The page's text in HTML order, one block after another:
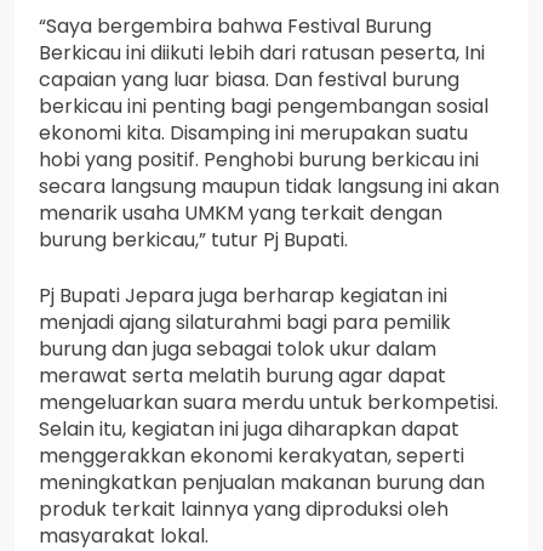
“Saya bergembira bahwa Festival Burung
Berkicau ini diikuti lebih dari ratusan peserta, Ini
capaian yang luar biasa. Dan festival burung
berkicau ini penting bagi pengembangan sosial
ekonomi kita. Disamping ini merupakan suatu
hobi yang positif. Penghobi burung berkicau ini
secara langsung maupun tidak langsung ini akan
menarik usaha UMKM yang terkait dengan
burung berkicau,” tutur Pj Bupati.
Pj Bupati Jepara juga berharap kegiatan ini
menjadi ajang silaturahmi bagi para pemilik
burung dan juga sebagai tolok ukur dalam
merawat serta melatih burung agar dapat
mengeluarkan suara merdu untuk berkompetisi.
Selain itu, kegiatan ini juga diharapkan dapat
menggerakkan ekonomi kerakyatan, seperti
meningkatkan penjualan makanan burung dan
produk terkait lainnya yang diproduksi oleh
masyarakat lokal.